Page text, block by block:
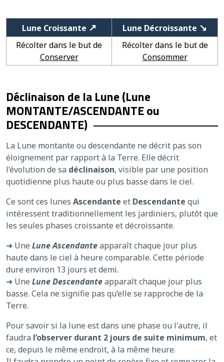
Lune Croissante ↗ Lune Décroissante ↘
Récolter dans le but de
Conserver
Récolter dans le but de
Consommer
Déclinaison de la Lune (Lune
MONTANTE/ASCENDANTE ou
DESCENDANTE)
La Lune montante ou descendante ne décrit pas son
éloignement par rapport à la Terre. Elle décrit
l’évolution de sa déclinaison, visible par une position
quotidienne plus haute ou plus basse dans le ciel.
Ce sont ces lunes Ascendante et Descendante qui
intéressent traditionnellement les jardiniers, plutôt que
les seules phases croissante et décroissante.
➔ Une Lune Ascendanteapparaît chaque jour plus
haute dans le ciel à heure comparable. Cette période
dure environ 13 jours et demi.
➔ Une Lune Descendanteapparaît chaque jour plus
basse. Cela ne signifie pas qu’elle se rapproche de la
Terre.
Pour savoir si la lune est dans une phase ou l'autre, il
faudra l’observer durant 2 jours de suite minimum, et
ce, depuis le même endroit, à la même heure.